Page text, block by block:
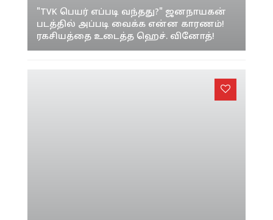
"TVK பெயர் எப்படி வந்தது?" ஜனநாயகன்
படத்தில் அப்படி வைக்க என்ன காரணம்!
ரகசியத்தை உடைத்த ஹெச். வினோத்!